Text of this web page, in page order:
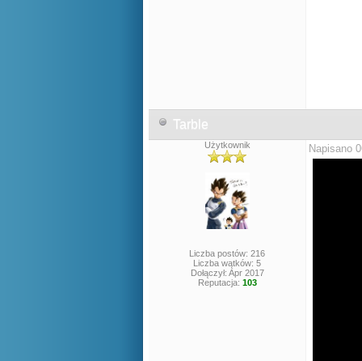
Tarble
Użytkownik
Liczba postów: 216
Liczba wątków: 5
Dołączył: Apr 2017
Reputacja: 103
Napisano